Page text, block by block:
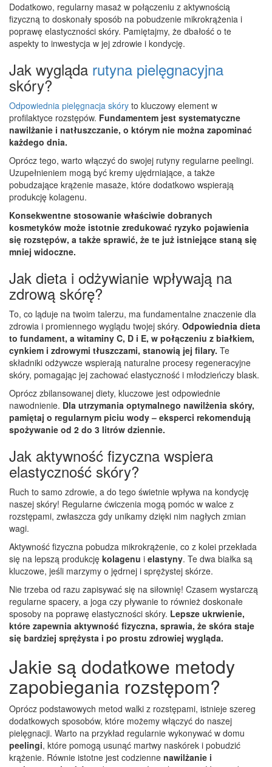
Dodatkowo, regularny masaż w połączeniu z aktywnością
fizyczną to doskonały sposób na pobudzenie mikrokrążenia i
poprawę elastyczności skóry. Pamiętajmy, że dbałość o te
aspekty to inwestycja w jej zdrowie i kondycję.
Jak wygląda rutyna pielęgnacyjna
skóry?
Odpowiednia pielęgnacja skóry to kluczowy element w
profilaktyce rozstępów. Fundamentem jest systematyczne
nawilżanie i natłuszczanie, o którym nie można zapominać
każdego dnia.
Oprócz tego, warto włączyć do swojej rutyny regularne peelingi.
Uzupełnieniem mogą być kremy ujędrniające, a także
pobudzające krążenie masaże, które dodatkowo wspierają
produkcję kolagenu.
Konsekwentne stosowanie właściwie dobranych
kosmetyków może istotnie zredukować ryzyko pojawienia
się rozstępów, a także sprawić, że te już istniejące staną się
mniej widoczne.
Jak dieta i odżywianie wpływają na
zdrową skórę?
To, co ląduje na twoim talerzu, ma fundamentalne znaczenie dla
zdrowia i promiennego wyglądu twojej skóry. Odpowiednia dieta
to fundament, a witaminy C, D i E, w połączeniu z białkiem,
cynkiem i zdrowymi tłuszczami, stanowią jej filary. Te
składniki odżywcze wspierają naturalne procesy regeneracyjne
skóry, pomagając jej zachować elastyczność i młodzieńczy blask.
Oprócz zbilansowanej diety, kluczowe jest odpowiednie
nawodnienie. Dla utrzymania optymalnego nawilżenia skóry,
pamiętaj o regularnym piciu wody – eksperci rekomendują
spożywanie od 2 do 3 litrów dziennie.
Jak aktywność fizyczna wspiera
elastyczność skóry?
Ruch to samo zdrowie, a do tego świetnie wpływa na kondycję
naszej skóry! Regularne ćwiczenia mogą pomóc w walce z
rozstępami, zwłaszcza gdy unikamy dzięki nim nagłych zmian
wagi.
Aktywność fizyczna pobudza mikrokrążenie, co z kolei przekłada
się na lepszą produkcję kolagenu i elastyny. Te dwa białka są
kluczowe, jeśli marzymy o jędrnej i sprężystej skórze.
Nie trzeba od razu zapisywać się na siłownię! Czasem wystarczą
regularne spacery, a joga czy pływanie to również doskonałe
sposoby na poprawę elastyczności skóry. Lepsze ukrwienie,
które zapewnia aktywność fizyczna, sprawia, że skóra staje
się bardziej sprężysta i po prostu zdrowiej wygląda.
Jakie są dodatkowe metody
zapobiegania rozstępom?
Oprócz podstawowych metod walki z rozstępami, istnieje szereg
dodatkowych sposobów, które możemy włączyć do naszej
pielęgnacji. Warto na przykład regularnie wykonywać w domu
peelingi, które pomogą usunąć martwy naskórek i pobudzić
krążenie. Równie istotne jest codzienne nawilżanie i